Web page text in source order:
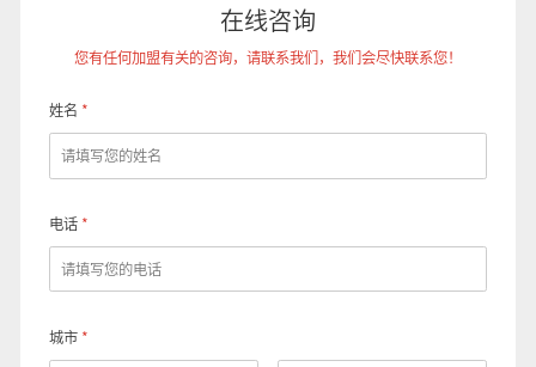
在线咨询
您有任何加盟有关的咨询，请联系我们，我们会尽快联系您！
姓名 *
电话 *
城市 *